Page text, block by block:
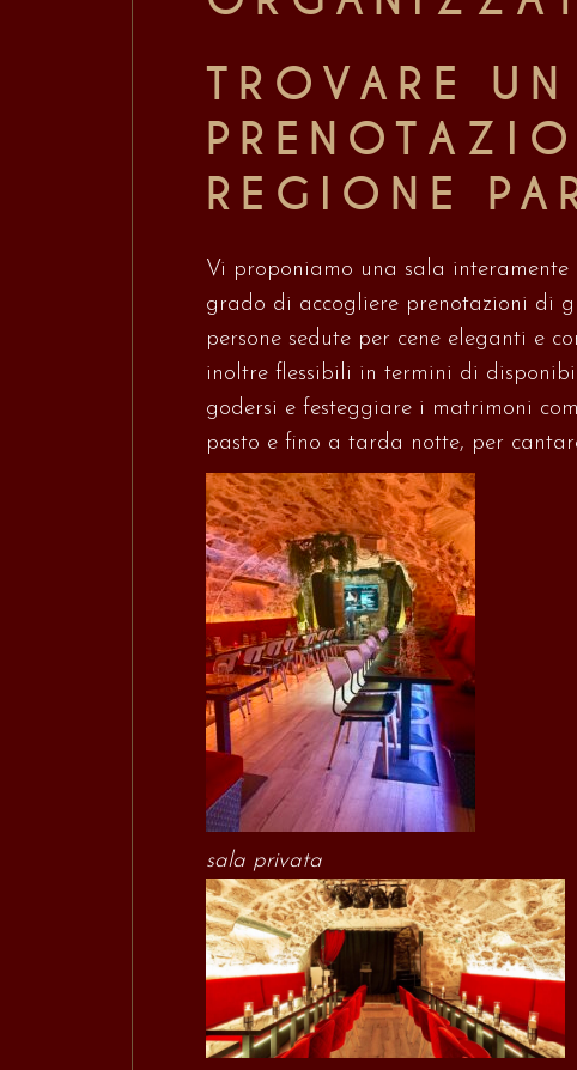
TROVARE
REGIONE
Vi proponiamo una sala
grado di accogliere prenotazioni di
persone sedute per cene eleganti e
inoltre flessibili in termini di
godersi e festeggiare i matrimoni
pasto e fino a tarda notte, per
sala privata